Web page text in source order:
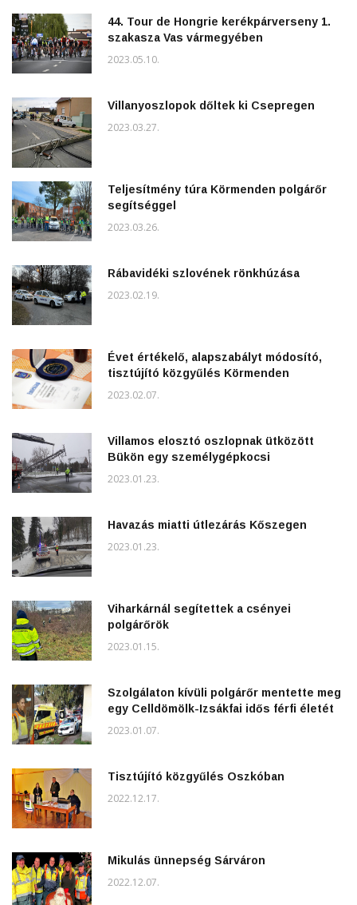
44. Tour de Hongrie kerékpárverseny 1.
szakasza Vas vármegyében
2023.05.10.
Villanyoszlopok dőltek ki Csepregen
2023.03.27.
Teljesítmény túra Körmenden polgárőr
segítséggel
2023.03.26.
Rábavidéki szlovének rönkhúzása
2023.02.19.
Évet értékelő, alapszabályt módosító,
tisztújító közgyűlés Körmenden
2023.02.07.
Villamos elosztó oszlopnak ütközött
Bükön egy személygépkocsi
2023.01.23.
Havazás miatti útlezárás Kőszegen
2023.01.23.
Viharkárnál segítettek a csényei
polgárőrök
2023.01.15.
Szolgálaton kívüli polgárőr mentette meg
egy Celldömölk-Izsákfai idős férfi életét
2023.01.07.
Tisztújító közgyűlés Oszkóban
2022.12.17.
Mikulás ünnepség Sárváron
2022.12.07.